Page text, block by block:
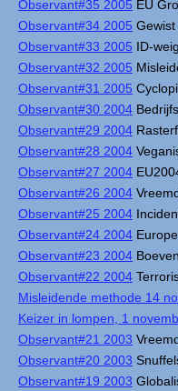
Observant#35 2005 EU
Observant#34 2005
Observant#33 2005 ID-
Observant#32 2005
Observant#31 2005
Observant#30 2004
Observant#29 2004
Observant#28 2004
Observant#27 2004
Observant#26 2004
Observant#25 2004
Observant#24 2004
Observant#23 2004
Observant#22 2004
Misleidende methode 14
Keizer in lompen, 1
Observant#21 2003
Observant#20 2003
Observant#19 2003